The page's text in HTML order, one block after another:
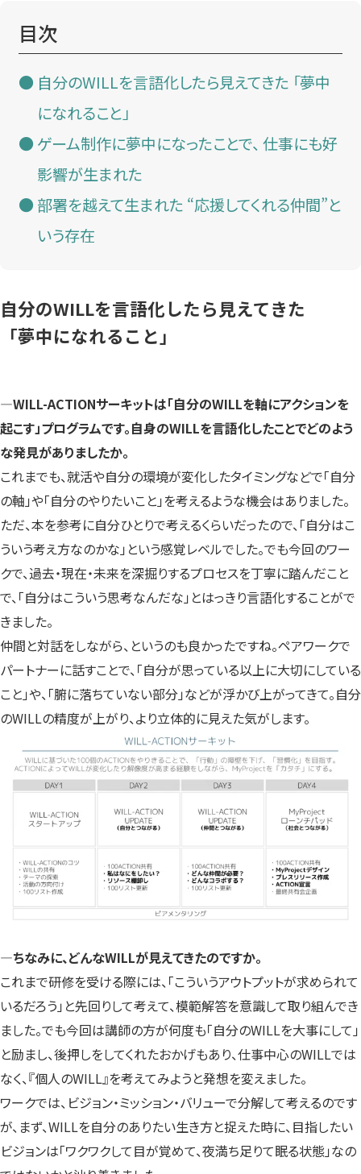
目次
自分のWILLを言語化したら見えてきた 「夢中
になれること」
ゲーム制作に夢中になったことで、 仕事にも好
影響が生まれた
部署を越えて生まれた “応援してくれる仲間”と
いう存在
自分のWILLを言語化したら見えてきた
「夢中になれること」
―WILL-ACTIONサーキットは「自分のWILLを軸にアクションを
起こす」プログラムです。自身のWILLを言語化したことでどのよう
な発見がありましたか。
これまでも、就活や自分の環境が変化したタイミングなどで「自分
の軸」や「自分のやりたいこと」を考えるような機会はありました。
ただ、本を参考に自分ひとりで考えるくらいだったので、「自分はこ
ういう考え方なのかな」という感覚レベルでした。でも今回のワー
クで、過去・現在・未来を深掘りするプロセスを丁寧に踏んだこと
で、「自分はこういう思考なんだな」とはっきり言語化することがで
きました。
仲間と対話をしながら、というのも良かったですね。ペアワークで
パートナーに話すことで、「自分が思っている以上に大切にしている
こと」や、「腑に落ちていない部分」などが浮かび上がってきて。自分
のWILLの精度が上がり、より立体的に見えた気がします。
―ちなみに、どんなWILLが見えてきたのですか。
これまで研修を受ける際には、「こういうアウトプットが求められて
いるだろう」と先回りして考えて、模範解答を意識して取り組んでき
ました。でも今回は講師の方が何度も「自分のWILLを大事にして」
と励まし、後押しをしてくれたおかげもあり、仕事中心のWILLでは
なく、『個人のWILL』を考えてみようと発想を変えました。
ワークでは、ビジョン・ミッション・バリューで分解して考えるのです
が、まず、WILLを自分のありたい生き方と捉えた時に、目指したい
ビジョンは「ワクワクして目が覚めて、夜満ち足りて眠る状態」なの